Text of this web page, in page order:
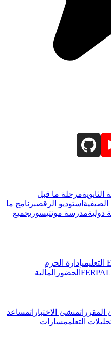
الثانويةمرحلة ما قبل
استوديو الرقصبرنامج ما
دوليةمدرسة مونتيسوريجميع
إدارة الحرم
الحضور المالية
منشئ الاختباراتمساعد
التعلممسارات